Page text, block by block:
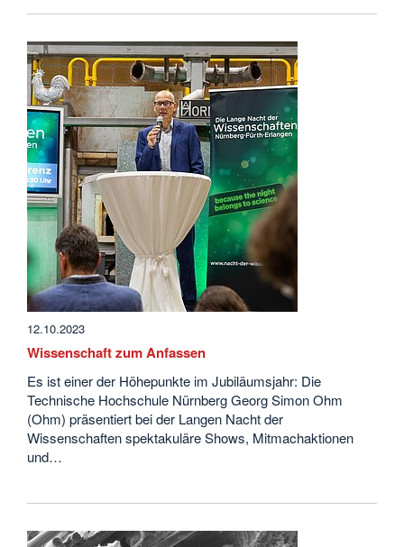
12.10.2023
Wissenschaft zum Anfassen
Es ist einer der Höhepunkte im Jubiläumsjahr: Die
Technische Hochschule Nürnberg Georg Simon Ohm
(Ohm) präsentiert bei der Langen Nacht der
Wissenschaften spektakuläre Shows, Mitmachaktionen
und…